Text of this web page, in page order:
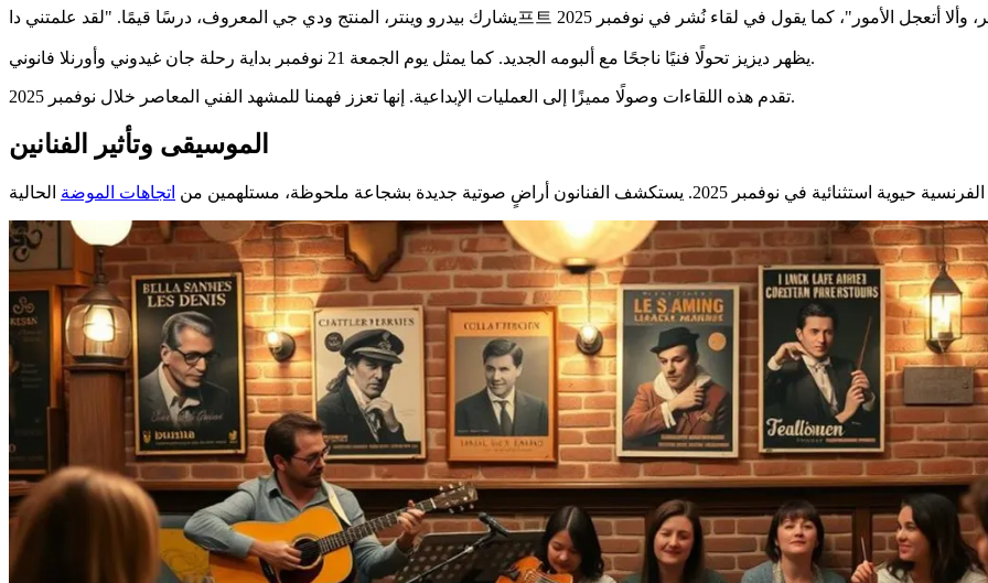
يظهر ديزيز تحولًا فنيًا ناجحًا مع ألبومه الجديد. كما يمثل يوم الجمعة 21 نوفمبر بداية رحلة جان غيدوني وأورنلا فانوني.
تقدم هذه اللقاءات وصولًا مميزًا إلى العمليات الإبداعية. إنها تعزز فهمنا للمشهد الفني المعاصر خلال نوفمبر 2025.
الموسيقى وتأثير الفنانين
2025. يستكشف الفنانون أراضٍ صوتية جديدة بشجاعة ملحوظة، مستلهمين من اتجاهات الموضة